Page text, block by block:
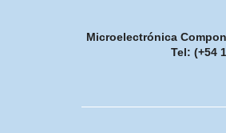
Microelectrónica
Tel: (+54